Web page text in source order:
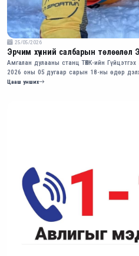
25/05/2026
Эрчим хүчний салбарын төлөөлөл
Амгалан дулааны станц ТӨХК-ийн
2026 оны 05 дугаар сарын 18-ны өдөр
метрийн оргилд амжилттай гарлаа.
Цааш унших